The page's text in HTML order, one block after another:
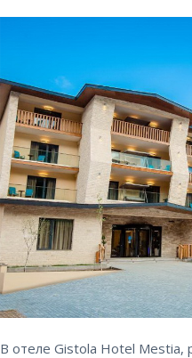
В отеле Gistola Hotel Mestia,